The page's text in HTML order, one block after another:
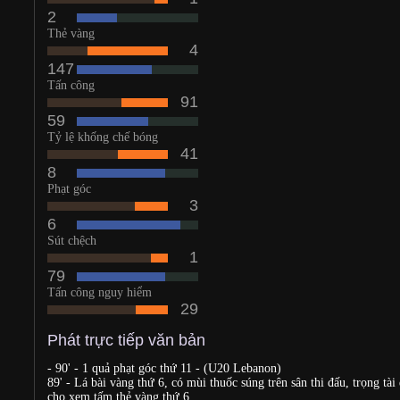
2
Thẻ vàng
4
147
Tấn công
91
59
Tỷ lệ khống chế bóng
41
8
Phạt góc
3
6
Sút chệch
1
79
Tấn công nguy hiểm
29
Phát trực tiếp văn bản
- 90' - 1 quả phạt góc thứ 11 - (U20 Lebanon)
89' - Lá bài vàng thứ 6, có mùi thuốc súng trên sân thi đấu, trọng tài
cho xem tấm thẻ vàng thứ 6.